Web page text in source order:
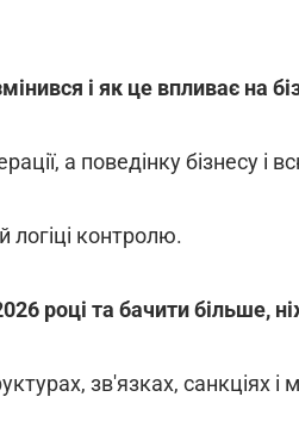
і як це впливає на
а поведінку бізнесу і
логіці контролю.
році та бачити більше,
зв'язках, санкціях і